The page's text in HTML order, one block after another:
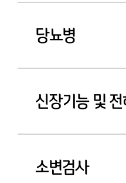
당뇨병
신장기능 및
소변검사